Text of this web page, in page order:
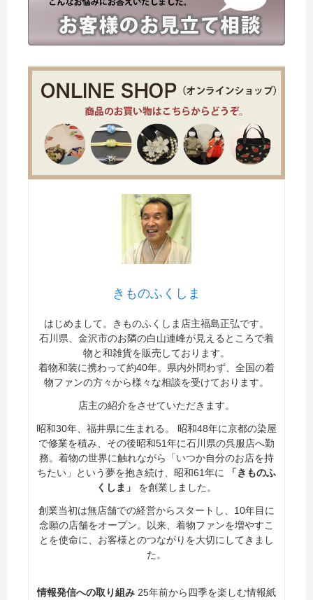
きものふくしま
はじめまして。きものふくしま店主福島正弘です。
石川県、金沢市のお隣の白山連峰が見えるところで着
物と和雑貨を販売しております。
着物和装に携わって約40年。県内外問わず、全国の着
物ファンの方々から様々な相談を受けております。
店主の紹介をさせていただきます。
昭和30年、福井県に生まれる。 昭和48年に京都の染屋
で修業を積み、その後昭和51年に石川県の呉服店へ勤
務。着物の世界に触れながら「いつか自分のお店を持
ちたい」という夢を抱き続け、昭和61年に
「きものふ
くしま」
を創業しました。
創業当初は無店舗での経営からスタートし、10年目に
念願の店舗をオープン。以来、着物ファンを増やすこ
とを使命に、お客様とのつながりを大切にしてきまし
た。
情報発信への取り組み 25年前から四季を楽しむ情報紙